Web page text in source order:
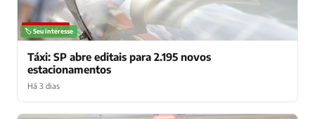
NOTÍCIAS
🏷️ Seu interesse
Táxi: SP abre editais para 2.195 novos
estacionamentos
Há 3 dias